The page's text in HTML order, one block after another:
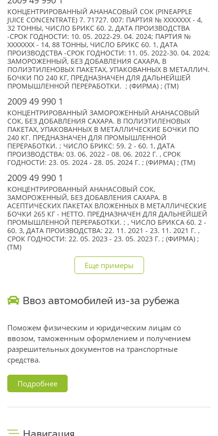
КОНЦЕНТРИРОВАННЫЙ АНАНАСОВЫЙ СОК (PINEAPPLE
JUICE CONCENTRATE) 7. 71727. 007: ПАРТИЯ № XXXXXXX - 4,
32 ТОННЫ, ЧИСЛО БРИКС 60. 2, ДАТА ПРОИЗВОДСТВА
-СРОК ГОДНОСТИ: 10. 05. 2022-29. 04. 2024; ПАРТИЯ №
XXXXXXX - 14, 88 ТОННЫ, ЧИСЛО БРИКС 60. 1, ДАТА
ПРОИЗВОДСТВА -СРОК ГОДНОСТИ: 11. 05. 2022-30. 04. 2024;
ЗАМОРОЖЕННЫЙ, БЕЗ ДОБАВЛЕНИЯ САХАРА, В
ПОЛИЭТИЛЕНОВЫХ ПАКЕТАХ, УПАКОВАННЫХ В МЕТАЛЛИЧ.
БОЧКИ ПО 240 КГ, ПРЕДНАЗНАЧЕН ДЛЯ ДАЛЬНЕЙШЕЙ
ПРОМЫШЛЕННОЙ ПЕРЕРАБОТКИ. ; (ФИРМА) ; (TM)
2009 49 990 1
КОНЦЕНТРИРОВАННЫЙ ЗАМОРОЖЕННЫЙ АНАНАСОВЫЙ
СОК, БЕЗ ДОБАВЛЕНИЯ САХАРА. В ПОЛИЭТИЛЕНОВЫХ
ПАКЕТАХ, УПАКОВАННЫХ В МЕТАЛЛИЧЕСКИЕ БОЧКИ ПО
240 КГ. ПРЕДНАЗНАЧЕН ДЛЯ ПРОМЫШЛЕННОЙ
ПЕРЕРАБОТКИ. ; ЧИСЛО БРИКС: 59. 2 - 60. 1, ДАТА
ПРОИЗВОДСТВА: 03. 06. 2022 - 08. 06. 2022 Г. , СРОК
ГОДНОСТИ: 23. 05. 2024 - 28. 05. 2024 Г. ; (ФИРМА) ; (TM)
2009 49 990 1
КОНЦЕНТРИРОВАННЫЙ АНАНАСОВЫЙ СОК,
ЗАМОРОЖЕННЫЙ, БЕЗ ДОБАВЛЕНИЯ САХАРА. В
АСЕПТИЧЕСКИХ ПАКЕТАХ ВЛОЖЕННЫХ В МЕТАЛЛИЧЕСКИЕ
БОЧКИ 265 КГ - НЕТТО. ПРЕДНАЗНАЧЕН ДЛЯ ДАЛЬНЕЙШЕЙ
ПРОМЫШЛЕННОЙ ПЕРЕРАБОТКИ. ; , ЧИСЛО БРИКСА 60. 2 -
60. 3, ДАТА ПРОИЗВОДСТВА: 22. 11. 2021 - 23. 11. 2021 Г. ,
СРОК ГОДНОСТИ: 22. 05. 2023 - 23. 05. 2023 Г. ; (ФИРМА) ;
(TM)
Еще примеры
Ввоз автомобилей из-за рубежа
Поможем физическим и юридическим лицам со
ввозом, таможенным оформлением и получением
разрешительных документов на транспортные
средства.
Подробнее